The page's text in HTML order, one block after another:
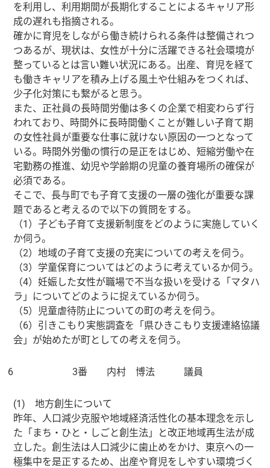
を利用し、利用期間が長期化することによるキャリア形
成の遅れも指摘される。
確かに育児をしながら働き続けられる条件は整備されつ
つあるが、現状は、女性が十分に活躍できる社会環境が
整っているとは言い難い状況にある。出産、育児を経て
も働きキャリアを積み上げる風土や仕組みをつくれば、
少子化対策にも繋がると思う。
また、正社員の長時間労働は多くの企業で相変わらず行
われており、時間外に長時間働くことが難しい子育て期
の女性社員が重要な仕事に就けない原因の一つとなって
いる。時間外労働の慣行の是正をはじめ、短縮労働や在
宅勤務の推進、幼児や学齢期の児童の養育場所の確保が
必須である。
そこで、長与町でも子育て支援の一層の強化が重要な課
題であると考えるので以下の質問をする。
（1）子ども子育て支援新制度をどのように実施していく
か伺う。
（2）地域の子育て支援の充実についての考えを伺う。
（3）学童保育についてはどのように考えているか伺う。
（4）妊娠した女性が職場で不当な扱いを受ける「マタハ
ラ」についてどのように捉えているか伺う。
（5）児童虐待防止についての町の考えを伺う。
（6）引きこもり実態調査を「県ひきこもり支援連絡協議
会」が始めたが町としての考えを伺う。
6 3番 内村 博法 議員
(1) 地方創生について
昨年、人口減少克服や地域経済活性化の基本理念を示し
た「まち・ひと・しごと創生法」と改正地域再生法が成
立した。創生法は人口減少に歯止めをかけ、東京への一
極集中を是正するため、出産や育児をしやすい環境づく